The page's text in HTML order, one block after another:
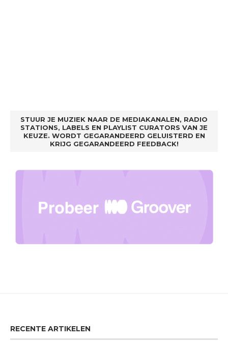
STUUR JE MUZIEK NAAR DE MEDIAKANALEN, RADIO
STATIONS, LABELS EN PLAYLIST CURATORS VAN JE
KEUZE. WORDT GEGARANDEERD GELUISTERD EN
KRIJG GEGARANDEERD FEEDBACK!
RECENTE ARTIKELEN